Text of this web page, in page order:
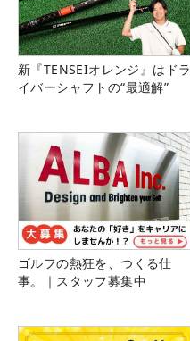
新『TENSEIオレンジ』はドラ
イバーシャフトの“最適解”
ゴルフの熱狂を、つくる仕
事。｜スタッフ募集中